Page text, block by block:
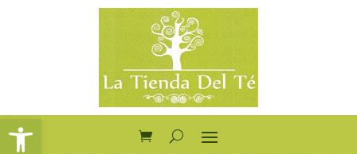
Abrir barra de herramientas